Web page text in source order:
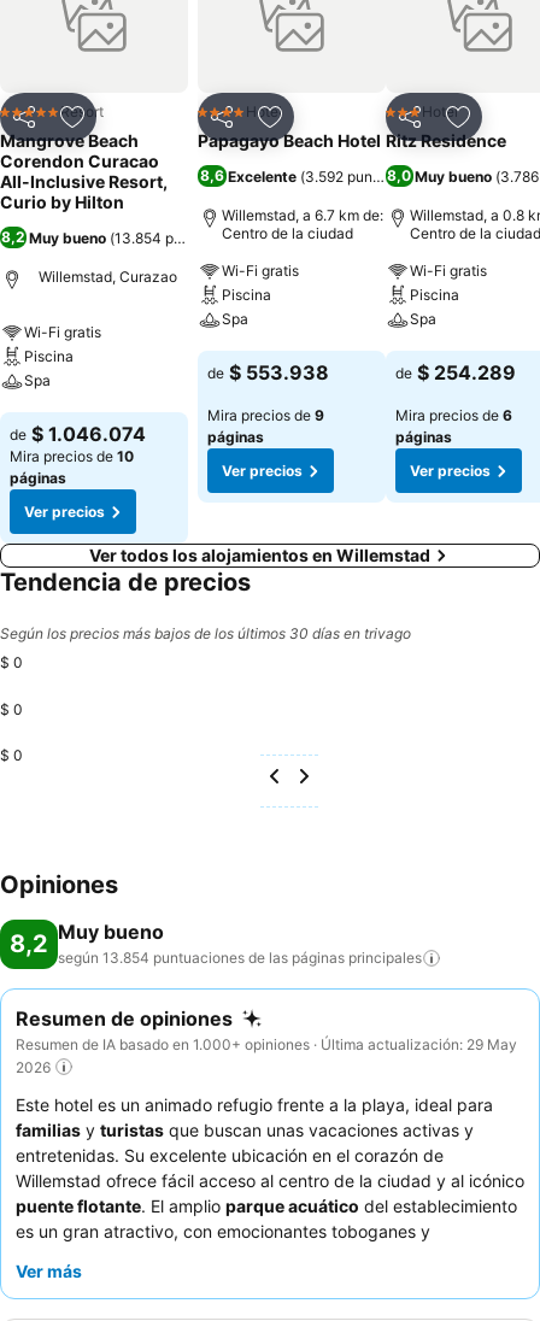
CompartirAgregar a favoritos
5 EstrellasResort
Mangrove Beach
Corendon Curacao
All-Inclusive Resort,
Curio by Hilton
8,2 Muy bueno (13.854 puntuaciones)
Willemstad, Curazao
Wi-Fi gratis
Piscina
Spa
Ver precios
de $ 1.046.074
Mira precios de 10
páginas
Ver precios
CompartirAgregar a favoritos
4 EstrellasHotel
Papagayo Beach Hotel
8,6 Excelente (3.592 puntuaciones)
Willemstad, a 6.7 km de:
Centro de la ciudad
Wi-Fi gratis
Piscina
Spa
Ver precios
de $ 553.938
Mira precios de 9
páginas
Ver precios
CompartirAgregar
3 Estrellas
Hotel
Ritz Residence
8,0 Muy bueno (
Willemstad, a 0.8
Centro de la ciudad
Wi-Fi gratis
Piscina
Spa
Ver precios
de $ 254.289
Mira precios de 6
páginas
Ver precios
Ver todos los alojamientos en Willemstad
Tendencia de precios
Según los precios más bajos de los últimos 30 días en trivago
$ 0
$ 0
$ 0
Opiniones
8,2 Muy bueno
según 13.854 puntuaciones de las páginas principales
Resumen de opiniones
Resumen de IA basado en 1.000+ opiniones · Última actualización: 29 May
2026
Este hotel es un animado refugio frente a la playa, ideal para
familias y turistas que buscan unas vacaciones activas y
entretenidas. Su excelente ubicación en el corazón de
Willemstad ofrece fácil acceso al centro de la ciudad y al icónico
puente flotante. El amplio parque acuático del establecimiento
es un gran atractivo, con emocionantes toboganes y
constantemente el
Ver más